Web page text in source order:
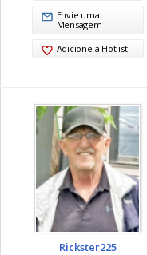
Envie uma
Mensagem
Adicione à Hotlist
Rickster225